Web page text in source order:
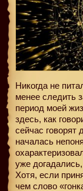
Никогда не
менее следить
период моей
здесь, как
сейчас говорят
началась
уже
Хотя, если
чем слово